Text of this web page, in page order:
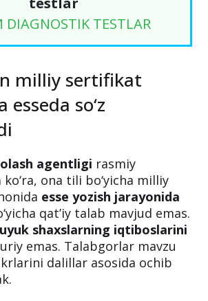
TESTLAR
milliy sertifikat
so‘z
agentligi rasmiy
ona tili bo‘yicha milliy
esse yozish jarayonida
qat’iy talab mavjud emas.
shaxslarning iqtiboslarini
emas. Talabgorlar mavzu
dalillar asosida ochib